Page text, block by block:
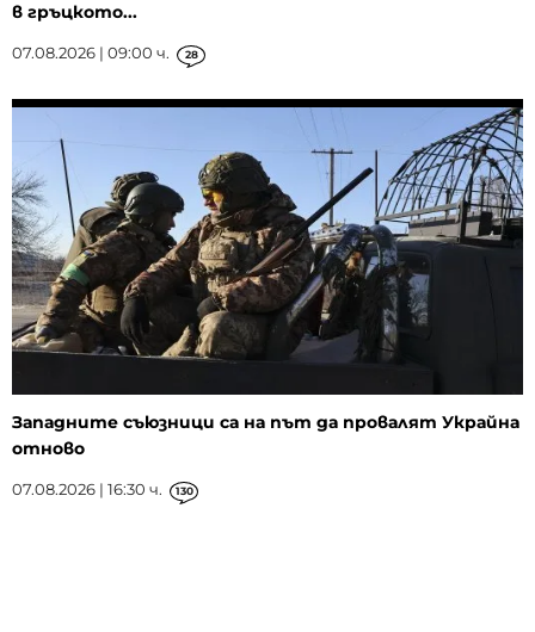
в гръцкото...
07.08.2026 | 09:00 ч. 28
Западните съюзници са на път да провалят Украйна
отново
07.08.2026 | 16:30 ч. 130